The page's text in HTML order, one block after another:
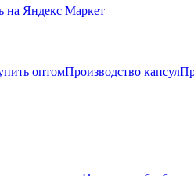
на Яндекс Маркет
оптомПроизводство капсул